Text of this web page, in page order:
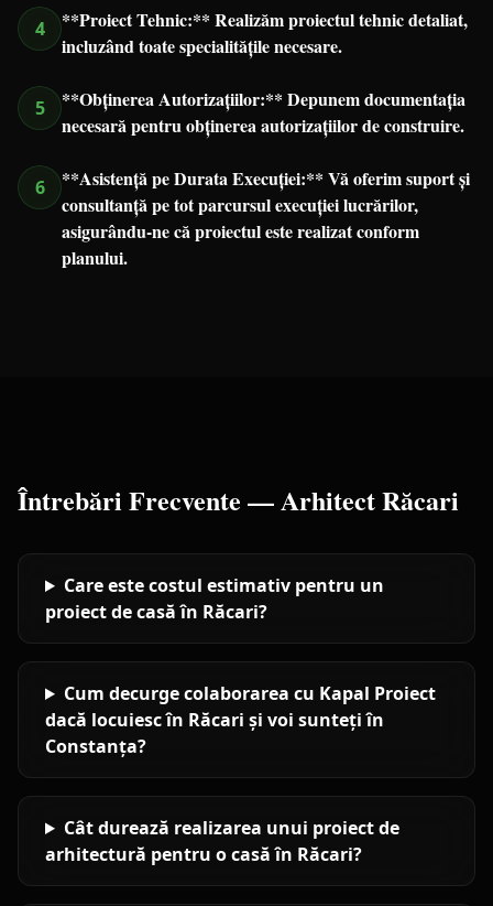
4
**Proiect Tehnic:** Realizăm proiectul tehnic detaliat,
incluzând toate specialitățile necesare.
5
**Obținerea Autorizațiilor:** Depunem documentația
necesară pentru obținerea autorizațiilor de construire.
6
**Asistență pe Durata Execuției:** Vă oferim suport și
consultanță pe tot parcursul execuției lucrărilor,
asigurându-ne că proiectul este realizat conform
planului.
Întrebări Frecvente —ArhitectRăcari
Care este costul estimativ pentru un
proiect de casă în Răcari?
Cum decurge colaborarea cu Kapal Proiect
dacă locuiesc în Răcari și voi sunteți în
Constanța?
Cât durează realizarea unui proiect de
arhitectură pentru o casă în Răcari?